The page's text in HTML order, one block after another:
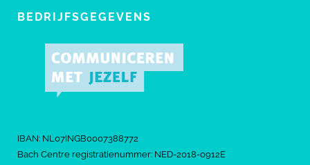
BEDRIJFSGEGEVENS
IBAN: NL07INGB0007388772
Bach Centre registratienummer: NED-2018-0912E